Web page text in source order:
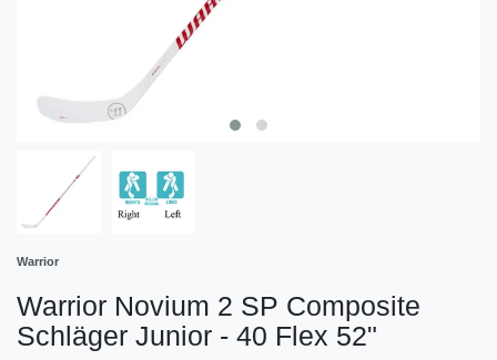
Warrior
Warrior Novium 2 SP Composite
Schläger Junior - 40 Flex 52"